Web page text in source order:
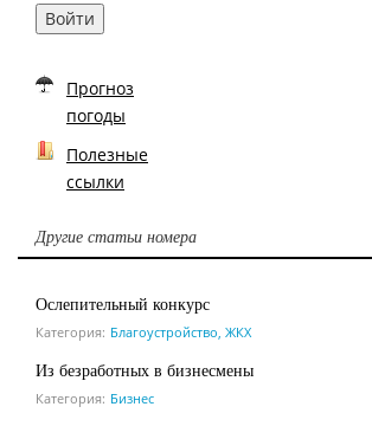
Войти
Прогноз
погоды
Полезные
ссылки
Другие статьи номера
Ослепительный конкурс
Категория: Благоустройство, ЖКХ
Из безработных в бизнесмены
Категория: Бизнес